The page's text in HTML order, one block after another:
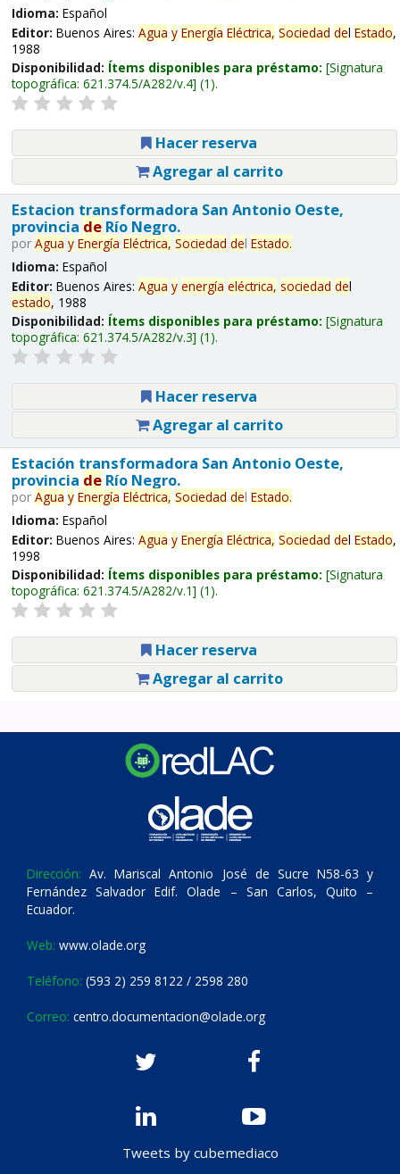
Idioma: Español
Editor: Buenos Aires: Agua y Energía Eléctrica, Sociedad del Estado,
1988
Disponibilidad: Ítems disponibles para préstamo: Signatura
topográfica: 621.374.5/A282/v.4 (1).
Hacer reserva
Agregar al carrito
Estacion transformadora San Antonio Oeste,
provincia deRío Negro.
por Agua y Energía Eléctrica, Sociedad del Estado.
Idioma: Español
Editor: Buenos Aires: Agua y energía eléctrica, sociedad del
estado, 1988
Disponibilidad: Ítems disponibles para préstamo: Signatura
topográfica: 621.374.5/A282/v.3 (1).
Hacer reserva
Agregar al carrito
Estación transformadora San Antonio Oeste,
provincia deRío Negro.
por Agua y Energía Eléctrica, Sociedad del Estado.
Idioma: Español
Editor: Buenos Aires: Agua y Energía Eléctrica, Sociedad del Estado,
1998
Disponibilidad: Ítems disponibles para préstamo: Signatura
topográfica: 621.374.5/A282/v.1 (1).
Hacer reserva
Agregar al carrito
Dirección: Av. Mariscal Antonio José de Sucre N58-63 y
Fernández Salvador Edif. Olade – San Carlos, Quito –
Ecuador.
Web: www.olade.org
Teléfono: (593 2) 259 8122 / 2598 280
Correo: centro.documentacion@olade.org
Tweets by cubemediaco